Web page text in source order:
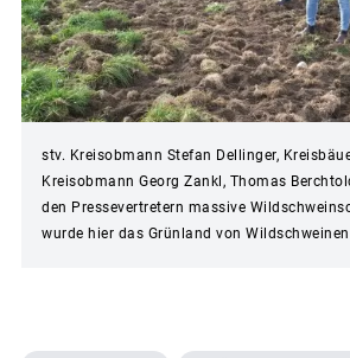
stv. Kreisobmann Stefan Dellinger,
Kreisobmann Georg Zankl, Thomas
den Pressevertretern massive
wurde hier das Grünland von